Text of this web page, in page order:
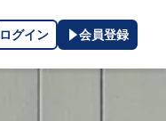
ログイン 会員登録